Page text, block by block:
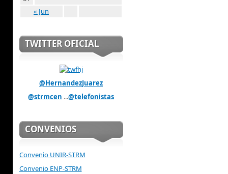
« Jun
TWITTER OFICIAL
@HernandezJuarez
@strmcen ...@telefonistas
CONVENIOS
Convenio UNIR-STRM
Convenio ENP-STRM